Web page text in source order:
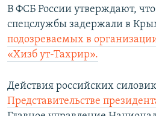
В ФСБ России утверждают,
спецслужбы задержали в
подозреваемых в
«Хизб ут-Тахрир».
Действия российских
Представительстве